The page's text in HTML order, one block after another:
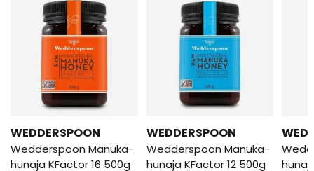
WEDDERSPOON
Wedderspoon Manuka-
hunaja KFactor 16 500g
WEDDERSPOON
Wedderspoon Manuka-
hunaja KFactor 12 500g